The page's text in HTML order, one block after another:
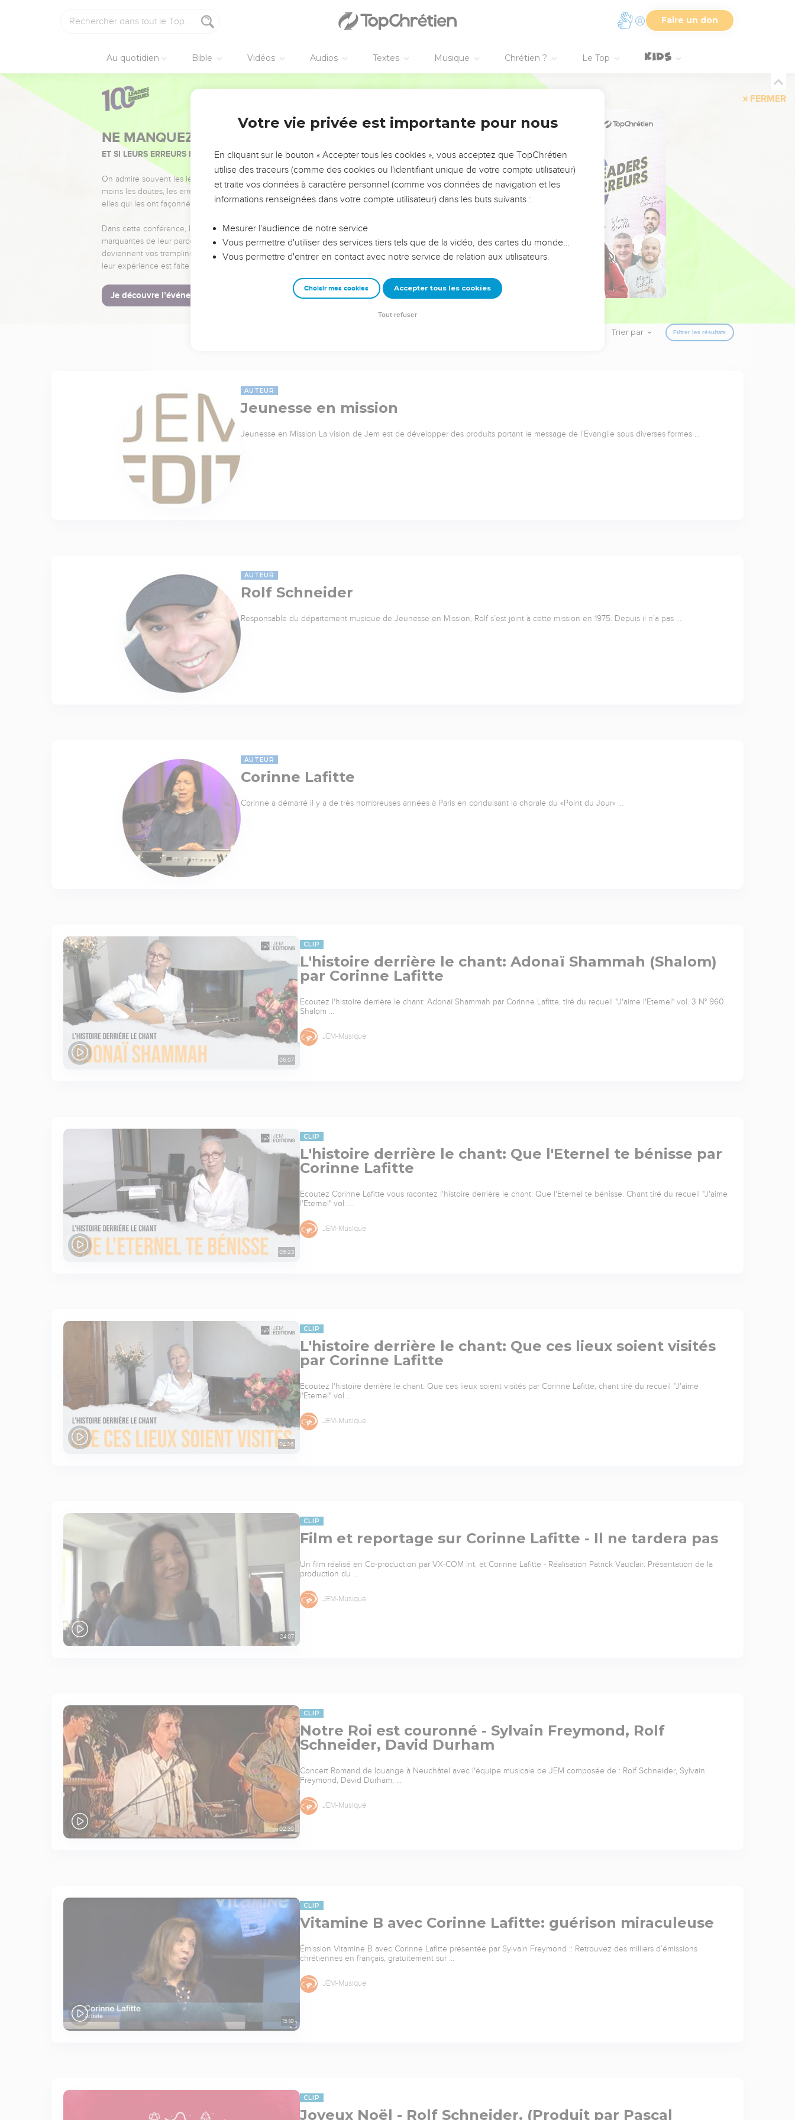
Faire un don
Au quotidien Bible Vidéos Audios Textes Musique Chrétien ? Le Top
FERMER
NE MANQUEZ PAS L’ÉVÉNEMENT DE L’ANNÉE !
ET SI LEURS ERREURS POUVAIENT VOUS ÉVITER LES VOTRES ?
On admire souvent les leaders pour leurs réussites, leur impact, leur foi ou leur vision. Mais on voit
moins les doutes, les erreurs et les saisons difficiles qu'ils ont traversés, alors même que ce sont
elles qui les ont façonnés.
Dans cette conférence, leaders, entrepreneurs, et responsables reviennent sur les erreurs
marquantes de leur parcours et les clés pour avancer avec plus de sagesse afin que leurs erreurs
deviennent vos tremplins. Que vous guidiez un ministère, une équipe, un groupe ou une famille,
leur expérience est faite pour vous.
Je découvre l’événement
Trier par Filtrer les résultats
AUTEUR
Jeunesse en mission
Jeunesse en Mission La vision de Jem est de développer des produits portant le message de l’Evangile sous diverses formes …
AUTEUR
Rolf Schneider
Responsable du département musique de Jeunesse en Mission, Rolf s’est joint à cette mission en 1975. Depuis il n’a pas …
AUTEUR
Corinne Lafitte
Corinne a démarré il y a de très nombreuses années à Paris en conduisant la chorale du «Point du Jour» …
06:07
CLIP
L'histoire derrière le chant: Adonaï Shammah (Shalom)
par Corinne Lafitte
Ecoutez l'histoire derrière le chant: Adonaï Shammah par Corinne Lafitte, tiré du recueil "J'aime l'Eternel" vol. 3 N° 960.
Shalom …
JEM-Musique
05:23
CLIP
L'histoire derrière le chant: Que l'Eternel te bénisse par
Corinne Lafitte
Ecoutez Corinne Lafitte vous racontez l'histoire derrière le chant: Que l'Eternel te bénisse. Chant tiré du recueil "J'aime
l'Eternel" vol. …
JEM-Musique
04:26
CLIP
L'histoire derrière le chant: Que ces lieux soient visités
par Corinne Lafitte
Ecoutez l'histoire derrière le chant: Que ces lieux soient visités par Corinne Lafitte, chant tiré du recueil "J'aime
l'Eternel" vol …
JEM-Musique
24:07
CLIP
Film et reportage sur Corinne Lafitte - Il ne tardera pas
Un film réalisé en Co-production par VX-COM Int. et Corinne Lafitte - Réalisation Patrick Vauclair. Présentation de la
production du …
JEM-Musique
02:30
CLIP
Notre Roi est couronné - Sylvain Freymond, Rolf
Schneider, David Durham
Concert Romand de louange à Neuchâtel avec l'équipe musicale de JEM composée de : Rolf Schneider, Sylvain
Freymond, David Durham, …
JEM-Musique
15:10
CLIP
Vitamine B avec Corinne Lafitte: guérison miraculeuse
Émission Vitamine B avec Corinne Lafitte présentée par Sylvain Freymond :: Retrouvez des milliers d’émissions
chrétiennes en français, gratuitement sur …
JEM-Musique
CLIP
Joyeux Noël - Rolf Schneider. (Produit par Pascal
Votre vie privée est importante pour nous
En cliquant sur le bouton « Accepter tous les cookies », vous acceptez que TopChrétien
utilise des traceurs (comme des cookies ou l'identifiant unique de votre compte utilisateur)
et traite vos données à caractère personnel (comme vos données de navigation et les
informations renseignées dans votre compte utilisateur) dans les buts suivants :
Mesurer l'audience de notre service
Vous permettre d'utiliser des services tiers tels que de la vidéo, des cartes du monde…
Vous permettre d'entrer en contact avec notre service de relation aux utilisateurs.
Choisir mes cookies Accepter tous les cookies
Tout refuser